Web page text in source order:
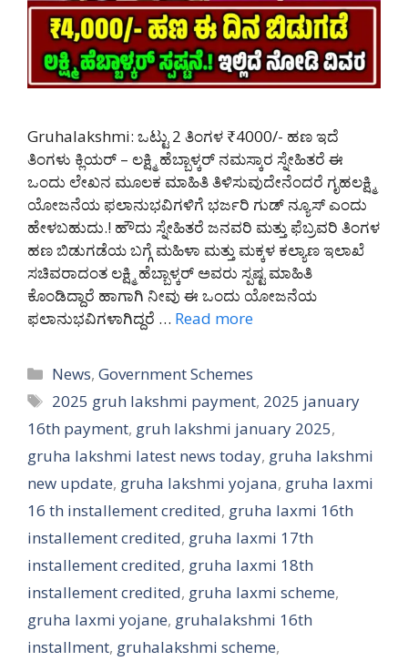
Gruhalakshmi: ಒಟ್ಟು 2 ತಿಂಗಳ ₹4000/- ಹಣ ಇದೆ
ತಿಂಗಳು ಕ್ಲಿಯರ್ – ಲಕ್ಷ್ಮಿ ಹೆಬ್ಬಾಳ್ಕರ್ ನಮಸ್ಕಾರ ಸ್ನೇಹಿತರೆ ಈ
ಒಂದು ಲೇಖನ ಮೂಲಕ ಮಾಹಿತಿ ತಿಳಿಸುವುದೇನೆಂದರೆ ಗೃಹಲಕ್ಷ್ಮಿ
ಯೋಜನೆಯ ಫಲಾನುಭವಿಗಳಿಗೆ ಭರ್ಜರಿ ಗುಡ್ ನ್ಯೂಸ್ ಎಂದು
ಹೇಳಬಹುದು.! ಹೌದು ಸ್ನೇಹಿತರೆ ಜನವರಿ ಮತ್ತು ಫೆಬ್ರವರಿ ತಿಂಗಳ
ಹಣ ಬಿಡುಗಡೆಯ ಬಗ್ಗೆ ಮಹಿಳಾ ಮತ್ತು ಮಕ್ಕಳ ಕಲ್ಯಾಣ ಇಲಾಖೆ
ಸಚಿವರಾದಂತ ಲಕ್ಷ್ಮಿ ಹೆಬ್ಬಾಳ್ಕರ್ ಅವರು ಸ್ಪಷ್ಟ ಮಾಹಿತಿ
ಕೊಂಡಿದ್ದಾರೆ ಹಾಗಾಗಿ ನೀವು ಈ ಒಂದು ಯೋಜನೆಯ
ಫಲಾನುಭವಿಗಳಾಗಿದ್ದರೆ … Read more
Categories
News,Government Schemes
Tags
2025 gruh lakshmi payment, 2025 january
16th payment, gruh lakshmi january 2025,
gruha lakshmi latest news today, gruha lakshmi
new update, gruha lakshmi yojana, gruha laxmi
16 th installement credited, gruha laxmi 16th
installement credited, gruha laxmi 17th
installement credited, gruha laxmi 18th
installement credited, gruha laxmi scheme,
gruha laxmi yojane, gruhalakshmi 16th
installment, gruhalakshmi scheme,